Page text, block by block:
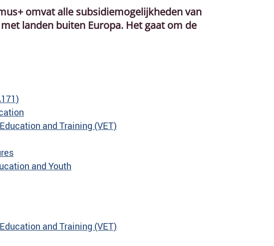
omvat alle subsidiemogelijkheden van
landen buiten Europa. Het gaat om de
and Training (VET)
and Youth
and Training (VET)